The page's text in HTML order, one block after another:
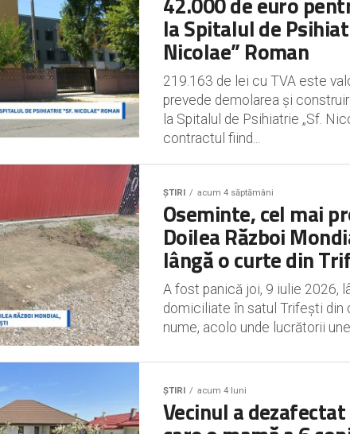
la Spitalul de
Nicolae” Roman
219.163 de lei cu TVA este
prevede demolarea și
la Spitalul de Psihiatrie „Sf.
contractul fiind...
ȘTIRI acum 4 săptămâni
Oseminte, cel mai
Doilea Război
lângă o curte din
A fost panică joi, 9 iulie 2026,
domiciliate în satul Trifești din
nume, acolo unde lucrătorii
ȘTIRI acum 4 luni
Vecinul a